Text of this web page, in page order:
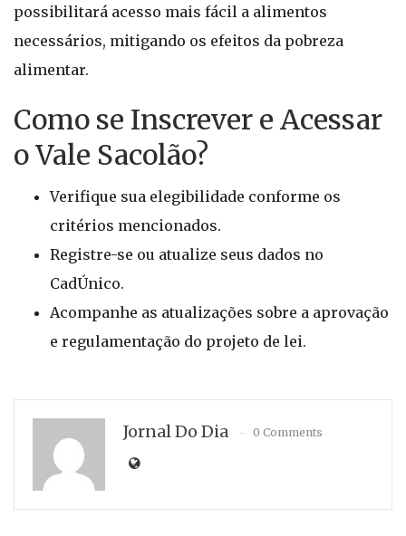
possibilitará acesso mais fácil a alimentos
necessários, mitigando os efeitos da pobreza
alimentar.
Como se Inscrever e Acessar
o Vale Sacolão?
Verifique sua elegibilidade conforme os
critérios mencionados.
Registre-se ou atualize seus dados no
CadÚnico.
Acompanhe as atualizações sobre a aprovação
e regulamentação do projeto de lei.
Jornal Do Dia 0 Comments